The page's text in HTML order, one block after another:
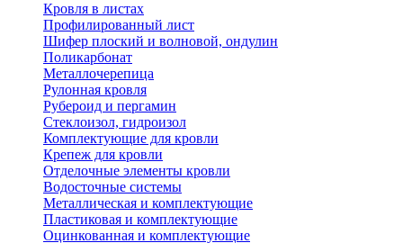
Кровля в листах
Профилированный лист
Шифер плоский и волновой, ондулин
Поликарбонат
Металлочерепица
Рулонная кровля
Рубероид и пергамин
Стеклоизол, гидроизол
Комплектующие для кровли
Крепеж для кровли
Отделочные элементы кровли
Водосточные системы
Металлическая и комплектующие
Пластиковая и комплектующие
Оцинкованная и комплектующие